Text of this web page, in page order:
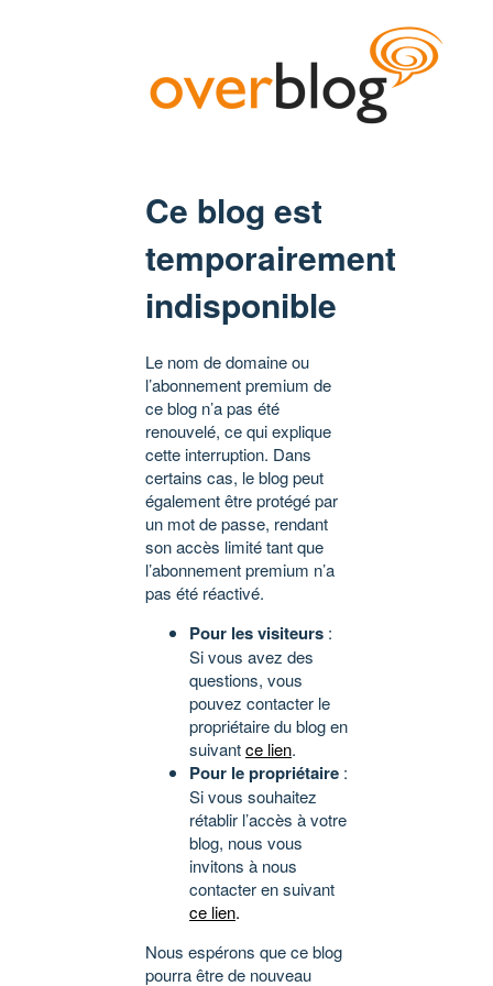
Ce blog est
temporairement
indisponible
Le nom de domaine ou
l’abonnement premium de
ce blog n’a pas été
renouvelé, ce qui explique
cette interruption. Dans
certains cas, le blog peut
également être protégé par
un mot de passe, rendant
son accès limité tant que
l’abonnement premium n’a
pas été réactivé.
Pour les visiteurs :
Si vous avez des
questions, vous
pouvez contacter le
propriétaire du blog en
suivantce lien.
Pour le propriétaire :
Si vous souhaitez
rétablir l’accès à votre
blog, nous vous
invitons à nous
contacter en suivant
ce lien.
Nous espérons que ce blog
pourra être de nouveau